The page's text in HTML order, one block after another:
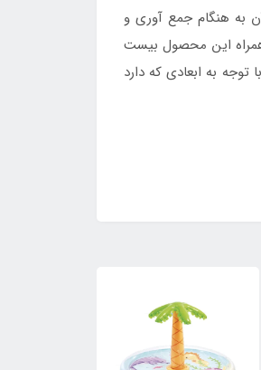
به هنگام جمع آوری و
همراه این محصول بیست
می کند . وزن این استخر بالغ بر 3.8 کیلو گرم می باشد که با توجه به ابعادی که دارد